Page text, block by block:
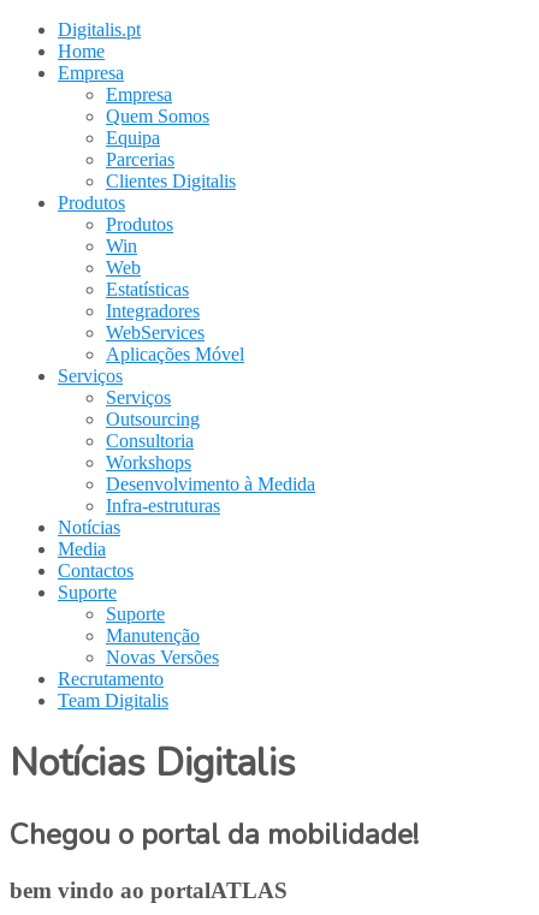
Digitalis.pt
Home
Empresa
Empresa
Quem Somos
Equipa
Parcerias
Clientes Digitalis
Produtos
Produtos
Win
Web
Estatísticas
Integradores
WebServices
Aplicações Móvel
Serviços
Serviços
Outsourcing
Consultoria
Workshops
Desenvolvimento à Medida
Infra-estruturas
Notícias
Media
Contactos
Suporte
Suporte
Manutenção
Novas Versões
Recrutamento
Team Digitalis
Notícias Digitalis
Chegou o portal da mobilidade!
bem vindo ao portalATLAS